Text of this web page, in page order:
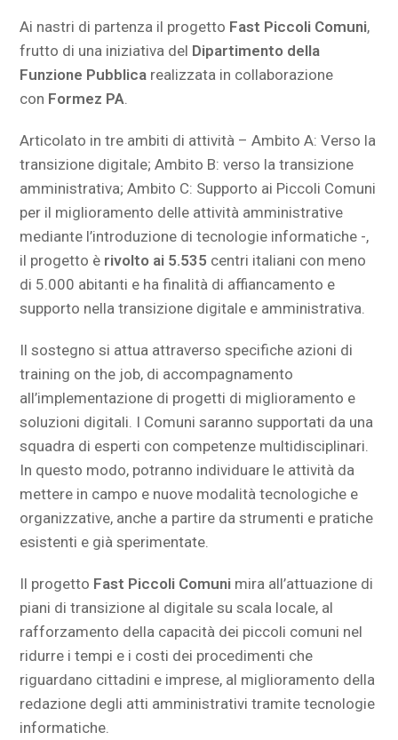
Ai nastri di partenza il progetto Fast Piccoli Comuni,
frutto di una iniziativa del Dipartimento della
Funzione Pubblica realizzata in collaborazione
con Formez PA
Articolato in tre ambiti di attività – Ambito A: Verso la
transizione digitale; Ambito B: verso la transizione
amministrativa; Ambito C: Supporto ai Piccoli Comuni
per il miglioramento delle attività amministrative
mediante l’introduzione di tecnologie informatiche -,
il progetto è rivolto ai 5.535 centri italiani con meno
di 5.000 abitanti e ha finalità di affiancamento e
supporto nella transizione digitale e amministrativa.
Il sostegno si attua attraverso specifiche azioni di
training on the job, di accompagnamento
all’implementazione di progetti di miglioramento e
soluzioni digitali. I Comuni saranno supportati da una
squadra di esperti con competenze multidisciplinari.
In questo modo, potranno individuare le attività da
mettere in campo e nuove modalità tecnologiche e
organizzative, anche a partire da strumenti e pratiche
esistenti e già sperimentate.
Il progetto Fast Piccoli Comuni mira all’attuazione di
piani di transizione al digitale su scala locale, al
rafforzamento della capacità dei piccoli comuni nel
ridurre i tempi e i costi dei procedimenti che
riguardano cittadini e imprese, al miglioramento della
redazione degli atti amministrativi tramite tecnologie
informatiche.